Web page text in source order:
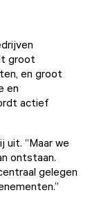
groot
en groot
en
actief
uit. “Maar we
ontstaan.
gelegen